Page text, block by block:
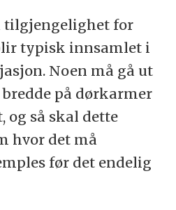
tilgjengelighet for
typisk innsamlet i
Noen må gå ut
på dørkarmer
og så skal dette
hvor det må
før det endelig